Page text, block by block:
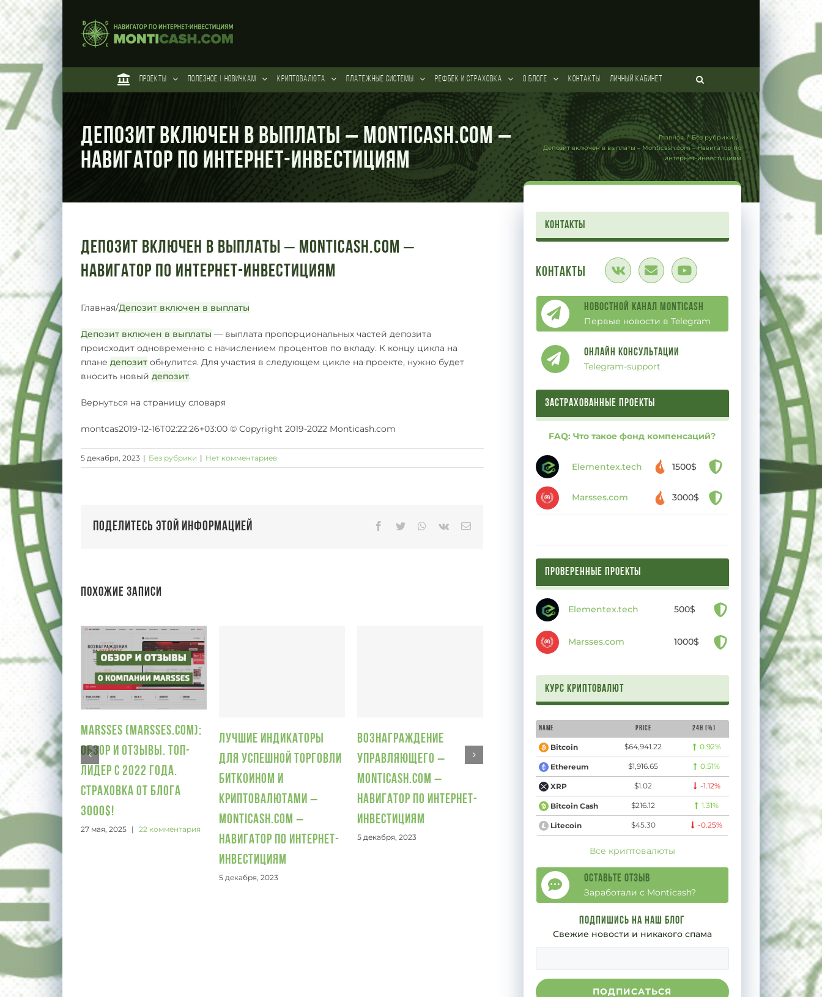
Skip
to
content
ПРОЕКТЫ ПОЛЕЗНОЕ | НОВИЧКАМ КРИПТОВАЛЮТА ПЛАТЕЖНЫЕ СИСТЕМЫ РЕФБЕК и СТРАХОВКА О БЛОГЕ КОНТАКТЫ ЛИЧНЫЙ КАБИНЕТ
Депозит включен в выплаты – Monticash.com –
Навигатор по интернет-инвестициям
Главная / Без рубрики /
Депозит включен в выплаты – Monticash.com – Навигатор по
интернет-инвестициям
Депозит включен в выплаты – Monticash.com –
Навигатор по интернет-инвестициям
Главная/Депозит включен в выплаты
Депозит включен в выплаты — выплата пропорциональных частей депозита
происходит одновременно с начислением процентов по вкладу. К концу цикла на
плане депозит обнулится. Для участия в следующем цикле на проекте, нужно будет
вносить новый депозит.
Вернуться на страницу словаря
montcas2019-12-16T02:22:26+03:00 © Copyright 2019-2022 Monticash.com
5 декабря, 2023 | Без рубрики | Нет комментариев
Поделитесь этой информацией Facebook
Twitter Whatsapp
Vk Email
Похожие записи
Marsses (Marsses.com):
обзор и отзывы. Топ-
лидер с 2022 года.
Страховка от блога
3000$!
27 мая, 2025 | 22 комментария
Лучшие индикаторы
для успешной торговли
биткоином и
криптовалютами –
Monticash.com –
Навигатор по интернет-
инвестициям
5 декабря, 2023
Вознаграждение
управляющего –
Monticash.com –
Навигатор по интернет-
инвестициям
5 декабря, 2023
МЛМ – Пирамида, или
5 декабря, 2023
Пожизненные выплаты
– Monticash.com –
Навигатор по интернет-
инвестициям
5 декабря, 2023
5 декабря,
контакты
Контакты
Новостной канал Monticash
Первые новости в Telegram
Онлайн Консультации
Telegram-support
ЗАСТРАХОВАННЫЕ ПРОЕКТЫ
FAQ: Что такое фонд компенсаций?
Elementex.tech 1500$
Marsses.com 3000$
ПРОВЕРЕННЫЕ ПРОЕКТЫ
Elementex.tech 500$
Marsses.com 1000$
Курс криптовалют
Name Price 24H (%)
Bitcoin $64,941.22 0.92%
Ethereum $1,916.65 0.51%
XRP $1.02 -1.12%
Bitcoin Cash $216.12 1.31%
Litecoin $45.30 -0.25%
Все криптовалюты
Оставьте отзыв
Заработали с Monticash?
Подпишись на наш блог
Свежие новости и никакого спама